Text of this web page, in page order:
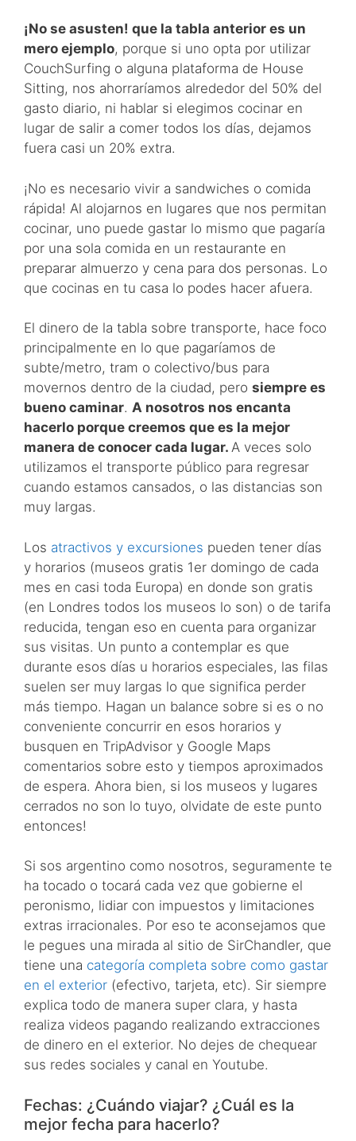
¡No se asusten! que la tabla anterior es un
mero ejemplo, porque si uno opta por utilizar
CouchSurfing o alguna plataforma de House
Sitting, nos ahorraríamos alrededor del 50% del
gasto diario, ni hablar si elegimos cocinar en
lugar de salir a comer todos los días, dejamos
fuera casi un 20% extra.
¡No es necesario vivir a sandwiches o comida
rápida! Al alojarnos en lugares que nos permitan
cocinar, uno puede gastar lo mismo que pagaría
por una sola comida en un restaurante en
preparar almuerzo y cena para dos personas. Lo
que cocinas en tu casa lo podes hacer afuera.
El dinero de la tabla sobre transporte, hace foco
principalmente en lo que pagaríamos de
subte/metro, tram o colectivo/bus para
movernos dentro de la ciudad, pero siempre es
bueno caminar. A nosotros nos encanta
hacerlo porque creemos que es la mejor
manera de conocer cada lugar. A veces solo
utilizamos el transporte público para regresar
cuando estamos cansados, o las distancias son
muy largas.
Los atractivos y excursiones pueden tener días
y horarios (museos gratis 1er domingo de cada
mes en casi toda Europa) en donde son gratis
(en Londres todos los museos lo son) o de tarifa
reducida, tengan eso en cuenta para organizar
sus visitas. Un punto a contemplar es que
durante esos días u horarios especiales, las filas
suelen ser muy largas lo que significa perder
más tiempo. Hagan un balance sobre si es o no
conveniente concurrir en esos horarios y
busquen en TripAdvisor y Google Maps
comentarios sobre esto y tiempos aproximados
de espera. Ahora bien, si los museos y lugares
cerrados no son lo tuyo, olvidate de este punto
entonces!
Si sos argentino como nosotros, seguramente te
ha tocado o tocará cada vez que gobierne el
peronismo, lidiar con impuestos y limitaciones
extras irracionales. Por eso te aconsejamos que
le pegues una mirada al sitio de SirChandler, que
tiene una categoría completa sobre como gastar
en el exterior (efectivo, tarjeta, etc). Sir siempre
explica todo de manera super clara, y hasta
realiza videos pagando realizando extracciones
de dinero en el exterior. No dejes de chequear
sus redes sociales y canal en Youtube.
Fechas: ¿Cuándo viajar? ¿Cuál es la
mejor fecha para hacerlo?